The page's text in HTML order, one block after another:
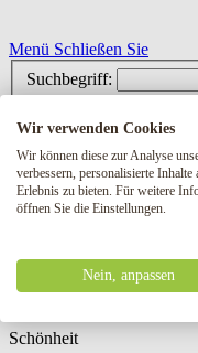
Menü Schließen Sie
Suchbegriff:
Newsletter
Verpassen Sie nicht
Ihre E-Mail:
Ich bin
Das Formular wird
Schönheit
Wir verwenden Cookies
Wir können diese zur Analyse
verbessern, personalisierte
Erlebnis zu bieten. Für weitere
öffnen Sie die Einstellungen.
Nein, anpassen